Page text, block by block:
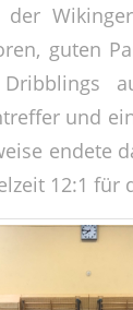
der
guten
und
endete
12:1 für